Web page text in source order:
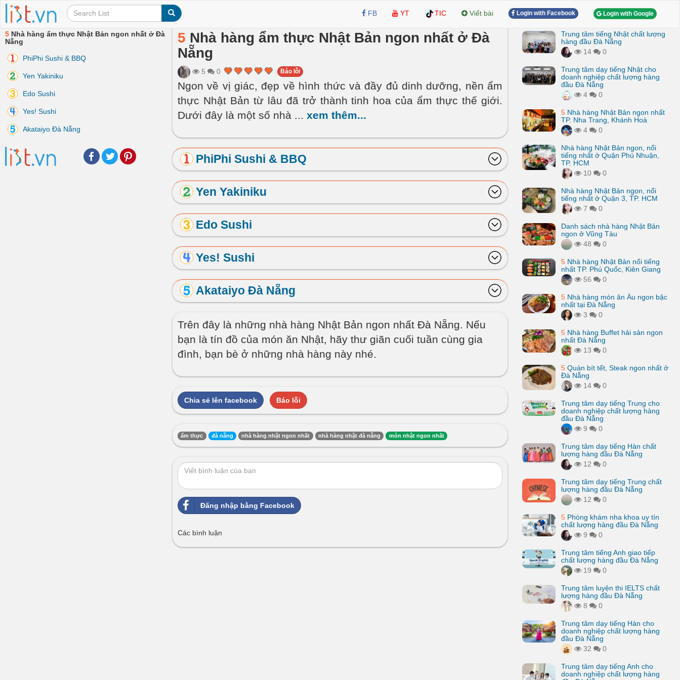
FB YT TIC Viết bài Login with Facebook Login with Google
5 Nhà hàng ẩm thực Nhật Bản ngon nhất ở Đà
Nẵng
PhiPhi Sushi & BBQ
Yen Yakiniku
Edo Sushi
Yes! Sushi
Akataiyo Đà Nẵng
Facebook
TwitterPinterest
5 Nhà hàng ẩm thực Nhật Bản ngon nhất ở Đà
Nẵng
5 0 Báo lỗi
Ngon về vị giác, đẹp về hình thức và đầy đủ dinh dưỡng, nền ẩm
thực Nhật Bản từ lâu đã trở thành tinh hoa của ẩm thực thế giới.
Dưới đây là một số nhà ... xem thêm...
PhiPhi Sushi & BBQ
Yen Yakiniku
Edo Sushi
Yes! Sushi
Akataiyo Đà Nẵng
Trên đây là những nhà hàng Nhật Bản ngon nhất Đà Nẵng. Nếu
bạn là tín đồ của món ăn Nhật, hãy thư giãn cuối tuần cùng gia
đình, bạn bè ở những nhà hàng này nhé.
Chia sẻ lên facebook Báo lỗi
ẩm thực đà nẵng nhà hàng nhật ngon nhất nhà hàng nhật đà nẵng món nhật ngon nhất
Đăng nhập bằng Facebook
Các bình luận
Trung tâm tiếng Nhật chất lượng
hàng đầu Đà Nẵng
14
0
Trung tâm dạy tiếng Nhật cho
doanh nghiệp chất lượng hàng
đầu Đà Nẵng
4
0
5 Nhà hàng Nhật Bản ngon nhất
TP. Nha Trang, Khánh Hoà
4
0
Nhà hàng Nhật Bản ngon, nổi
tiếng nhất ở Quận Phú Nhuận,
TP. HCM
10
0
Nhà hàng Nhật Bản ngon, nổi
tiếng nhất ở Quận 3, TP. HCM
7
0
Danh sách nhà hàng Nhật Bản
ngon ở Vũng Tàu
48
0
5 Nhà hàng Nhật Bản nổi tiếng
nhất TP. Phú Quốc, Kiên Giang
56
0
5 Nhà hàng món ăn Âu ngon bậc
nhất tại Đà Nẵng
3
0
5 Nhà hàng Buffet hải sản ngon
nhất Đà Nẵng
13
0
5 Quán bít tết, Steak ngon nhất ở
Đà Nẵng
14
0
Trung tâm dạy tiếng Trung cho
doanh nghiệp chất lượng hàng
đầu Đà Nẵng
9
0
Trung tâm dạy tiếng Hàn chất
lượng hàng đầu Đà Nẵng
12
0
Trung tâm dạy tiếng Trung chất
lượng hàng đầu Đà Nẵng
12
0
5 Phòng khám nha khoa uy tín
chất lượng hàng đầu Đà Nẵng
9
0
Trung tâm tiếng Anh giao tiếp
chất lượng hàng đầu Đà Nẵng
19
0
Trung tâm luyện thi IELTS chất
lượng hàng đầu Đà Nẵng
8
0
Trung tâm dạy tiếng Hàn cho
doanh nghiệp chất lượng hàng
đầu Đà Nẵng
32
0
Trung tâm dạy tiếng Anh cho
doanh nghiệp chất lượng hàng